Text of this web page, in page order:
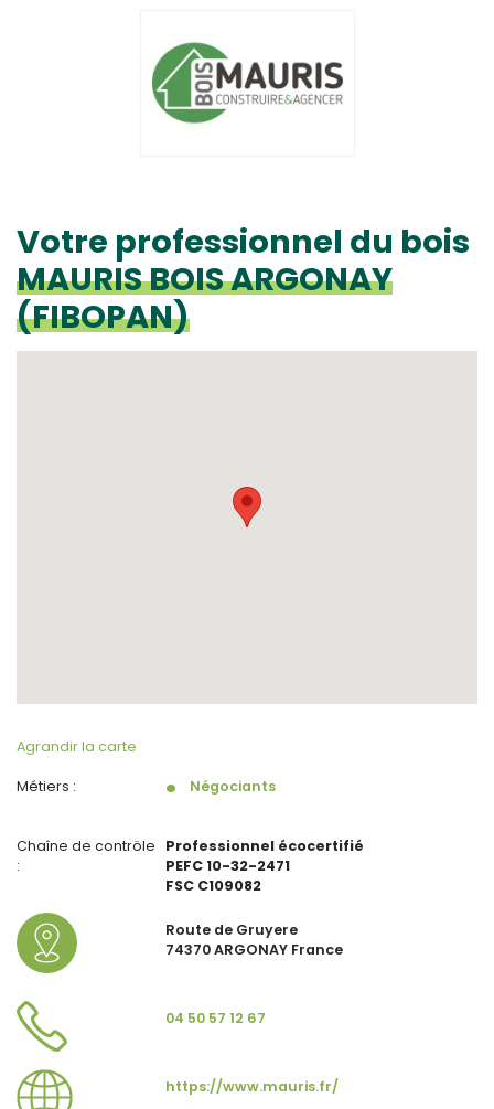
Votre professionnel du bois
MAURIS BOIS ARGONAY
(FIBOPAN)
Agrandir la carte
Métiers : Négociants
Chaîne de contröle
:
Professionnel écocertifié
PEFC 10-32-2471
FSC C109082
Route de Gruyere
74370 ARGONAY France
04 50 57 12 67
https://www.mauris.fr/